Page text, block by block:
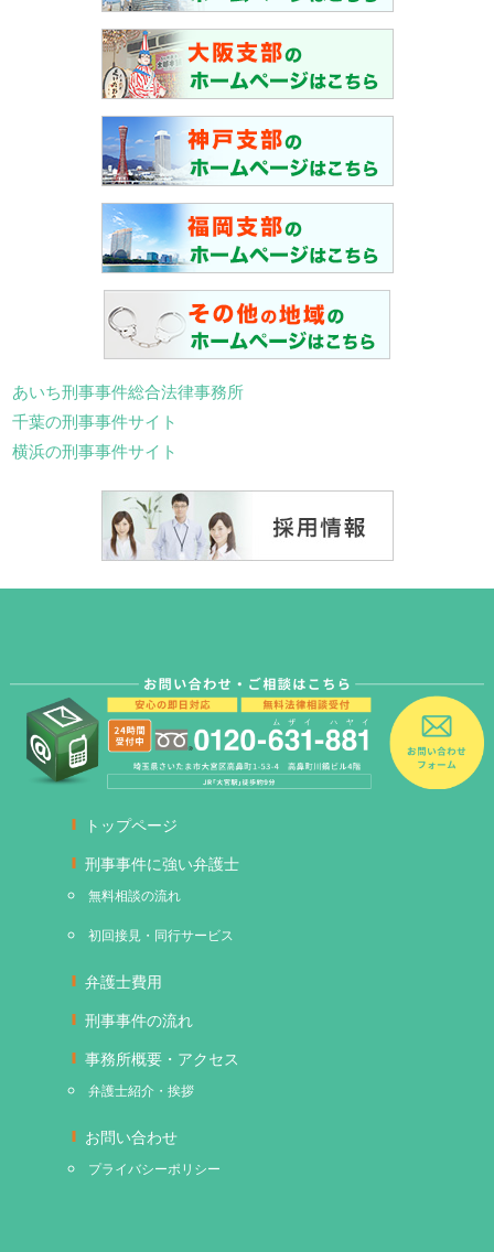
あいち刑事事件総合法律事務所
千葉の刑事事件サイト
横浜の刑事事件サイト
トップページ
刑事事件に強い弁護士
無料相談の流れ
初回接見・同行サービス
弁護士費用
刑事事件の流れ
事務所概要・アクセス
弁護士紹介・挨拶
お問い合わせ
プライバシーポリシー